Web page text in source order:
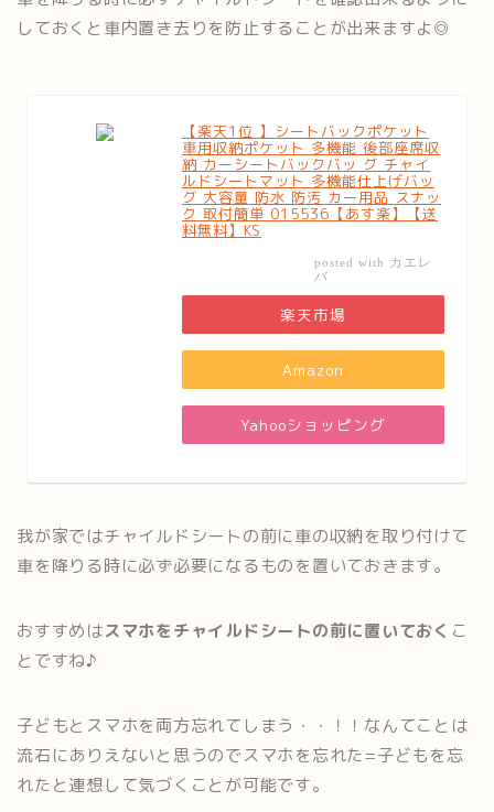
しておくと車内置き去りを防止することが出来ますよ◎
【楽天1位 】シートバックポケット
車用収納ポケット 多機能 後部座席収
納 カーシートバックバッ グ チャイ
ルドシートマット 多機能仕上げバッ
グ 大容量 防水 防汚 カー用品 スナッ
ク 取付簡単 015536【あす楽】【送
料無料】KS
posted with カエレ
バ
楽天市場
Amazon
Yahooショッピング
我が家ではチャイルドシートの前に車の収納を取り付けて
車を降りる時に必ず必要になるものを置いておきます。
おすすめはスマホをチャイルドシートの前に置いておく こ
とですね♪
子どもとスマホを両方忘れてしまう・・！！なんてことは
流石にありえないと思うのでスマホを忘れた=子どもを忘
れたと連想して気づくことが可能です。